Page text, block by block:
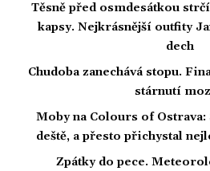
Těsně před osmdesátkou
kapsy. Nejkrásnější outfity
dech
Chudoba zanechává stopu.
stárnutí
Moby na Colours of
deště, a přesto přichystal
Zpátky do pece.